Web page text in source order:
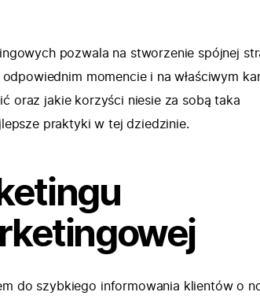
pozwala na stworzenie spójnej
momencie i na właściwym
oraz jakie korzyści niesie za sobą taka
praktyki w tej dziedzinie.
do szybkiego informowania klientów o